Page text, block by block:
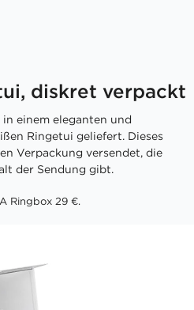
diskret verpackt
einem eleganten und
Ringetui geliefert. Dieses
Verpackung versendet, die
der Sendung gibt.
Ringbox 29 €.